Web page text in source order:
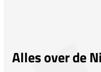
Alles over de